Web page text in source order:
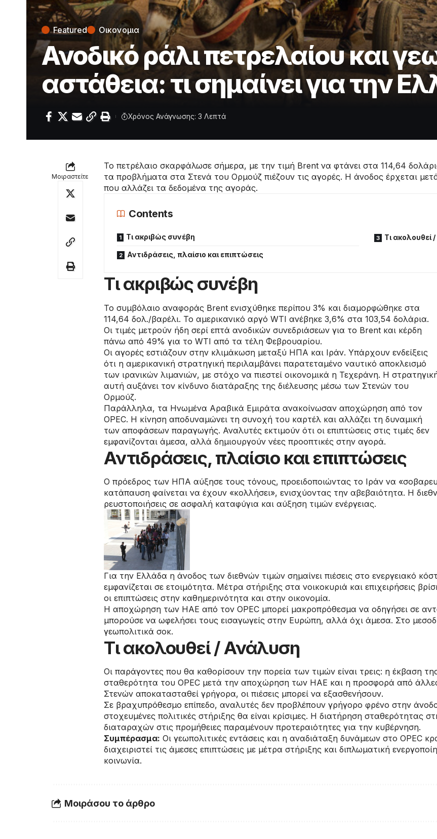
Featured Οικονομια
Ανοδικό ράλι πετρελαίου και
αστάθεια: τι σημαίνει για την
Χρόνος Ανάγνωσης: 3 Λεπτά
Μοιραστείτε
Το πετρέλαιο σκαρφάλωσε σήμερα, με την τιμή Brent να φτάνει στα 114,64
τα προβλήματα στα Στενά του Ορμούζ πιέζουν τις αγορές. Η άνοδος έρχεται
που αλλάζει τα δεδομένα της αγοράς.
Contents
Τι ακριβώς συνέβη
Αντιδράσεις, πλαίσιο και επιπτώσεις
Τι ακολουθεί
Τι ακριβώς συνέβη
Το συμβόλαιο αναφοράς Brent ενισχύθηκε περίπου 3% και διαμορφώθηκε στα
114,64 δολ./βαρέλι. Το αμερικανικό αργό WTI ανέβηκε 3,6% στα 103,54 δολάρια.
Οι τιμές μετρούν ήδη σερί επτά ανοδικών συνεδριάσεων για το Brent και κέρδη
πάνω από 49% για το WTI από τα τέλη Φεβρουαρίου.
Οι αγορές εστιάζουν στην κλιμάκωση μεταξύ ΗΠΑ και Ιράν. Υπάρχουν ενδείξεις
ότι η αμερικανική στρατηγική περιλαμβάνει παρατεταμένο ναυτικό αποκλεισμό
των ιρανικών λιμανιών, με στόχο να πιεστεί οικονομικά η Τεχεράνη. Η
αυτή αυξάνει τον κίνδυνο διατάραξης της διέλευσης μέσω των Στενών του
Ορμούζ.
Παράλληλα, τα Ηνωμένα Αραβικά Εμιράτα ανακοίνωσαν αποχώρηση από τον
OPEC. Η κίνηση αποδυναμώνει τη συνοχή του καρτέλ και αλλάζει τη δυναμική
των αποφάσεων παραγωγής. Αναλυτές εκτιμούν ότι οι επιπτώσεις στις τιμές δεν
εμφανίζονται άμεσα, αλλά δημιουργούν νέες προοπτικές στην αγορά.
Αντιδράσεις, πλαίσιο και επιπτώσεις
Ο πρόεδρος των ΗΠΑ αύξησε τους τόνους, προειδοποιώντας το Ιράν να
κατάπαυση φαίνεται να έχουν «κολλήσει», ενισχύοντας την αβεβαιότητα. Η
ρευστοποιήσεις σε ασφαλή καταφύγια και αύξηση τιμών ενέργειας.
Για την Ελλάδα η άνοδος των διεθνών τιμών σημαίνει πιέσεις στο ενεργειακό
εμφανίζεται σε ετοιμότητα. Μέτρα στήριξης στα νοικοκυριά και επιχειρήσεις
οι επιπτώσεις στην καθημερινότητα και στην οικονομία.
Η αποχώρηση των ΗΑΕ από τον OPEC μπορεί μακροπρόθεσμα να οδηγήσει σε
μπορούσε να ωφελήσει τους εισαγωγείς στην Ευρώπη, αλλά όχι άμεσα. Στο
γεωπολιτικά σοκ.
Τι ακολουθεί / Ανάλυση
Οι παράγοντες που θα καθορίσουν την πορεία των τιμών είναι τρεις: η έκβαση
σταθερότητα του OPEC μετά την αποχώρηση των ΗΑΕ και η προσφορά από
Στενών αποκατασταθεί γρήγορα, οι πιέσεις μπορεί να εξασθενήσουν.
Σε βραχυπρόθεσμο επίπεδο, αναλυτές δεν προβλέπουν γρήγορο φρένο στην
στοχευμένες πολιτικές στήριξης θα είναι κρίσιμες. Η διατήρηση σταθερότητας
διαταραχών στις προμήθειες παραμένουν προτεραιότητες για την κυβέρνηση.
Συμπέρασμα: Οι γεωπολιτικές εντάσεις και η αναδιάταξη δυνάμεων στο OPEC
διαχειριστεί τις άμεσες επιπτώσεις με μέτρα στήριξης και διπλωματική
κοινωνία.
Μοιράσου το άρθρο